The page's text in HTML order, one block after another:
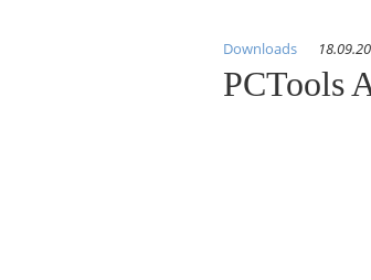
Downloads
PCTools